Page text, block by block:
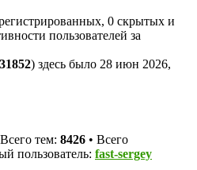
0 скрытых и
пользователей за
31852) здесь было 28 июн 2026,
тем: 8426 • Всего
пользователь: fast-sergey